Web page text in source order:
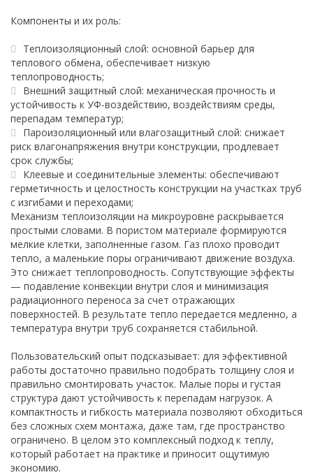
Компоненты и их роль:
Теплоизоляционный слой: основной барьер для
теплового обмена, обеспечивает низкую
теплопроводность;
Внешний защитный слой: механическая прочность и
устойчивость к УФ-воздействию, воздействиям среды,
перепадам температур;
Пароизоляционный или влагозащитный слой: снижает
риск влагонапряжения внутри конструкции, продлевает
срок службы;
Клеевые и соединительные элементы: обеспечивают
герметичность и целостность конструкции на участках труб
с изгибами и переходами;
Механизм теплоизоляции на микроуровне раскрывается
простыми словами. В пористом материале формируются
мелкие клетки, заполненные газом. Газ плохо проводит
тепло, а маленькие поры ограничивают движение воздуха.
Это снижает теплопроводность. Сопутствующие эффекты
— подавление конвекции внутри слоя и минимизация
радиационного переноса за счет отражающих
поверхностей. В результате тепло передается медленно, а
температура внутри труб сохраняется стабильной.
Пользовательский опыт подсказывает: для эффективной
работы достаточно правильно подобрать толщину слоя и
правильно смонтировать участок. Малые поры и густая
структура дают устойчивость к перепадам нагрузок. А
компактность и гибкость материала позволяют обходиться
без сложных схем монтажа, даже там, где пространство
ограничено. В целом это комплексный подход к теплу,
который работает на практике и приносит ощутимую
экономию.